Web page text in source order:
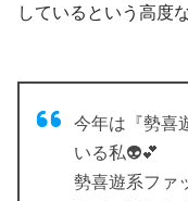
しているという高度
今年は『勢喜
いる私👽💕
勢喜遊系ファ